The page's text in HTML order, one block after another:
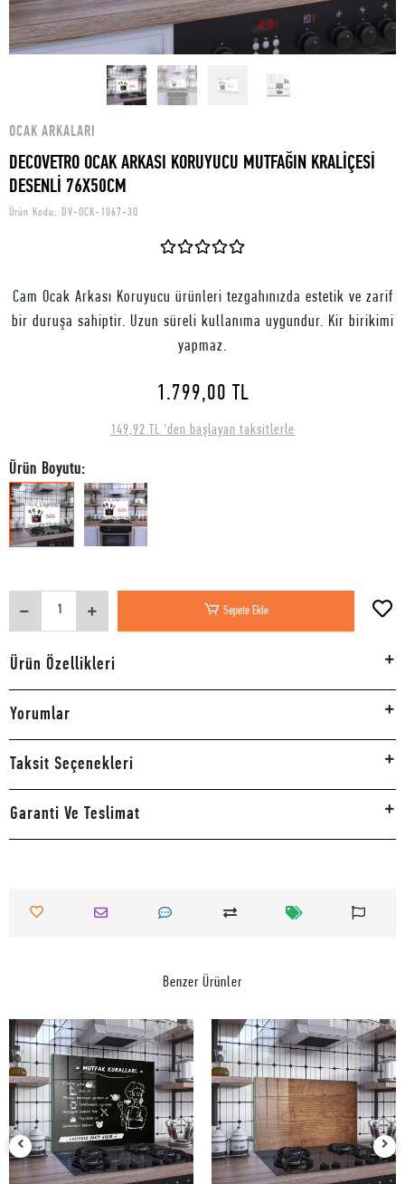
OCAK ARKALARI
DECOVETRO OCAK ARKASI KORUYUCU MUTFAĞIN KRALİÇESİ
DESENLİ 76X50CM
Ürün Kodu: DV-OCK-1067-3Q
Cam Ocak Arkası Koruyucu ürünleri tezgahınızda estetik ve zarif
bir duruşa sahiptir. Uzun süreli kullanıma uygundur. Kir birikimi
yapmaz.
1.799,00 TL
149,92 TL 'den başlayan taksitlerle
Ürün Boyutu:
Sepete Ekle
Ürün Özellikleri
Yorumlar
Taksit Seçenekleri
Garanti Ve Teslimat
Benzer Ürünler